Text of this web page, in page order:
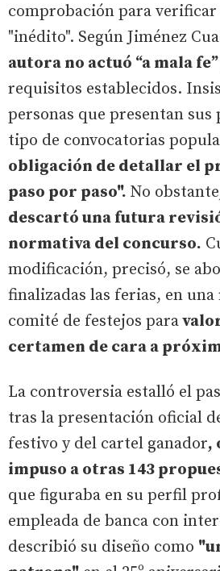
comprobación para
"inédito". Según Jiménez
autora no actuó “a mala fe”
requisitos establecidos.
personas que presentan sus
tipo de convocatorias
obligación de detallar el
paso por paso". No
descartó una futura
normativa del concurso.
modificación, precisó, se
finalizadas las ferias, en
comité de festejos para
certamen de cara a
La controversia estalló el
tras la presentación oficial
festivo y del cartel ganador,
impuso a otras 143
que figuraba en su perfil
empleada de banca con
describió su diseño como